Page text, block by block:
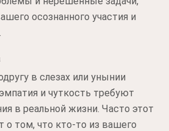
осознанного участия и
в слезах или унынии
и чуткость требуют
в реальной жизни. Часто этот
о том, что кто-то из вашего